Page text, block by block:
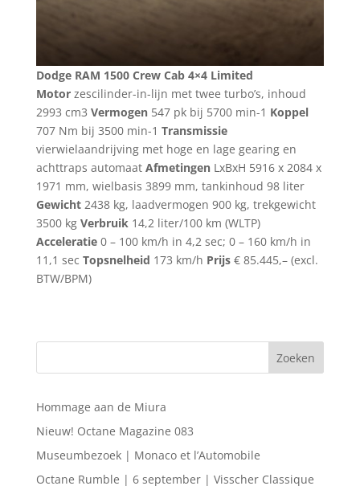
Dodge RAM 1500 Crew Cab 4×4 Limited
Motorzescilinder-in-lijn met twee turbo’s, inhoud
2993 cm3 Vermogen547 pk bij 5700 min-1 Koppel
707 Nm bij 3500 min-1 Transmissie
vierwielaandrijving met hoge en lage gearing en
achttraps automaat AfmetingenLxBxH 5916 x 2084 x
1971 mm, wielbasis 3899 mm, tankinhoud 98 liter
Gewicht2438 kg, laadvermogen 900 kg, trekgewicht
3500 kg Verbruik 14,2 liter/100 km (WLTP)
Acceleratie0 – 100 km/h in 4,2 sec; 0 – 160 km/h in
11,1 sec Topsnelheid 173 km/h Prijs€ 85.445,– (excl.
BTW/BPM)
Hommage aan de Miura
Nieuw! Octane Magazine 083
Museumbezoek | Monaco et l’Automobile
Octane Rumble | 6 september | Visscher Classique